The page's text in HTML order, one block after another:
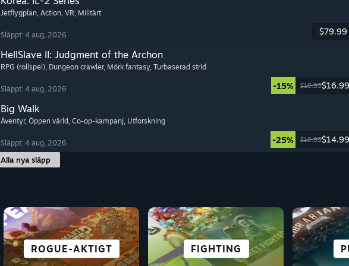
Jetflygplan, Action, VR, Militärt
Släppt: 4 aug, 2026 $79.99
HellSlave II: Judgment of the Archon
RPG (rollspel), Dungeon crawler, Mörk fantasy, Turbaserad strid
Släppt: 4 aug, 2026 -15% $19.99$16.99
Big Walk
Äventyr, Öppen värld, Co-op-kampanj, Utforskning
Släppt: 4 aug, 2026 -25% $19.99$14.99
Alla nya släpp
ROGUE-AKTIGT FIGHTING
ÄVENTYR STRATEGI
ACTION FRITID
RACING ROLLSPEL